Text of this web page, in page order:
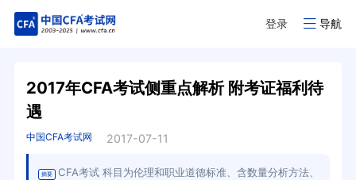
登录 导航
2017年CFA考试侧重点解析 附考证福利待
遇
中国CFA考试网 2017-07-11
摘要
CFA考试 科目为伦理和职业道德标准、含数量分析方法、